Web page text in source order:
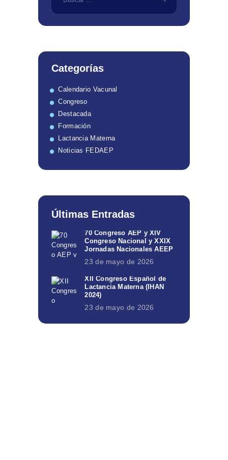
Categorías
Calendario Vacunal
Congreso
Destacada
Formación
Lactancia Materna
Noticias FEDAEP
Últimas Entradas
70 Congreso AEP y XIV
Congreso Nacional y XXIX
Jornadas Nacionales AEEP
23 de mayo de 2026
XII Congreso Español de
Lactancia Materna (IHAN
2024)
23 de mayo de 2026